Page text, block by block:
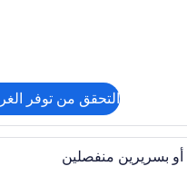
التحقق من توفر
ملاءات للفراش لا
بسريرين منفصلين